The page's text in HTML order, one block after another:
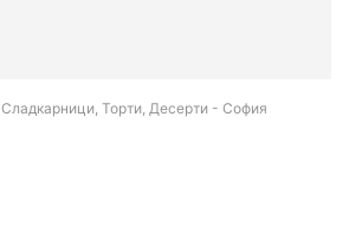
Сладкарници, Торти, Десерти - София